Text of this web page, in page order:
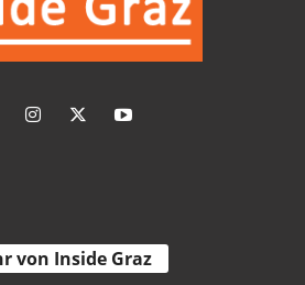
von Inside Graz